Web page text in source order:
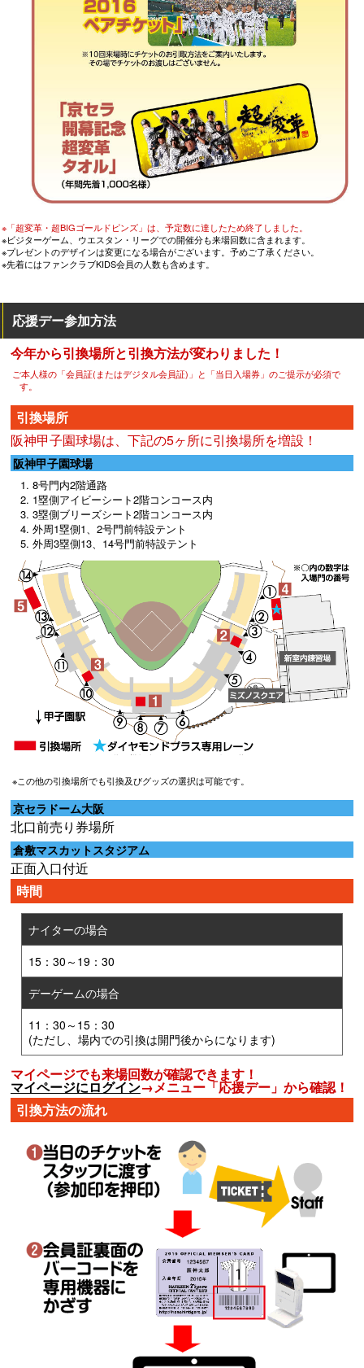
※「超変革・超BIGゴールドピンズ」は、予定数に達したため終了しました。
※ビジターゲーム、ウエスタン・リーグでの開催分も来場回数に含まれます。
※プレゼントのデザインは変更になる場合がございます。予めご了承ください。
※先着にはファンクラブKIDS会員の人数も含めます。
応援デー参加方法
今年から引換場所と引換方法が変わりました！
ご本人様の「会員証(またはデジタル会員証)」と「当日入場券」のご提示が必須で
す。
引換場所
阪神甲子園球場は、下記の5ヶ所に引換場所を増設！
阪神甲子園球場
8号門内2階通路
1塁側アイビーシート2階コンコース内
3塁側ブリーズシート2階コンコース内
外周1塁側1、2号門前特設テント
外周3塁側13、14号門前特設テント
※この他の引換場所でも引換及びグッズの選択は可能です。
京セラドーム大阪
北口前売り券場所
倉敷マスカットスタジアム
正面入口付近
時間
ナイターの場合
15：30～19：30
デーゲームの場合
11：30～15：30
(ただし、場内での引換は開門後からになります)
マイページでも来場回数が確認できます！
マイページにログイン→メニュー「応援デー」から確認！
引換方法の流れ